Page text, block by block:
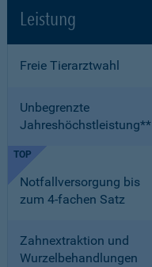
Leistung
Freie Tierarztwahl
Unbegrenzte
Jahreshöchstleistung**
Notfallversorgung bis
zum 4-fachen Satz
TOP
Zahnextraktion und
Wurzelbehandlungen